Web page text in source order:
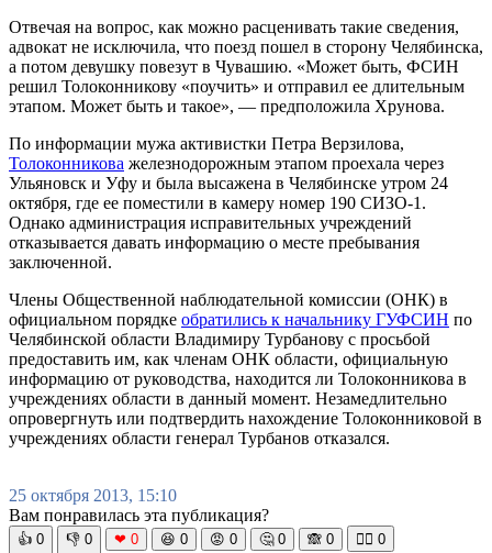
Отвечая на вопрос, как можно расценивать такие сведения,
адвокат не исключила, что поезд пошел в сторону Челябинска,
а потом девушку повезут в Чувашию. «Может быть, ФСИН
решил Толоконникову «поучить» и отправил ее длительным
этапом. Может быть и такое», — предположила Хрунова.
По информации мужа активистки Петра Верзилова,
Толоконникова железнодорожным этапом проехала через
Ульяновск и Уфу и была высажена в Челябинске утром 24
октября, где ее поместили в камеру номер 190 СИЗО-1.
Однако администрация исправительных учреждений
отказывается давать информацию о месте пребывания
заключенной.
Члены Общественной наблюдательной комиссии (ОНК) в
официальном порядке обратились к начальнику ГУФСИН по
Челябинской области Владимиру Турбанову с просьбой
предоставить им, как членам ОНК области, официальную
информацию от руководства, находится ли Толоконникова в
учреждениях области в данный момент. Незамедлительно
опровергнуть или подтвердить нахождение Толоконниковой в
учреждениях области генерал Турбанов отказался.
25 октября 2013, 15:10
Вам понравилась эта публикация?
👍 0 👎 0 ❤ 0 😆 0 😡 0 🤔 0 🙈 0 🧘‍♀️ 0